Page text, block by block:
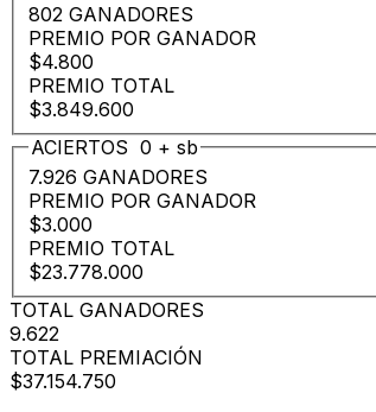
802 GANADORES
PREMIO POR GANADOR
$4.800
PREMIO TOTAL
$3.849.600
ACIERTOS 0 + sb
7.926 GANADORES
PREMIO POR GANADOR
$3.000
PREMIO TOTAL
$23.778.000
TOTAL GANADORES
9.622
TOTAL PREMIACIÓN
$37.154.750